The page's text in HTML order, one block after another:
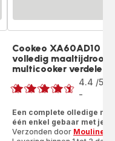
Cookeo XA60AD10 2-
volledig
multicooker verdeler
Beoordeling
4.4 /5
-
Een complete olledige
één enkel gebaar met je
Verzonden door Moulinex